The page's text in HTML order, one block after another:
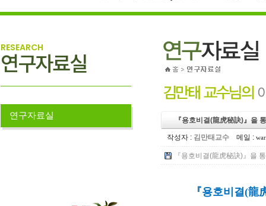
RESEARCH
연구자료실
연구자료실 『용호비결(龍虎秘訣)』을
작성자 : 김만태교수 메일 :
『용호비결(龍虎秘訣)』을
『용호비결(